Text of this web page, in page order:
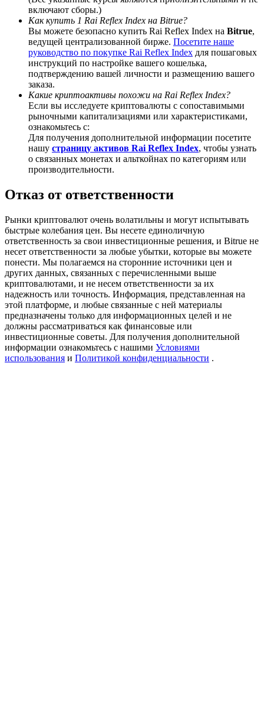
Deposit CASHCAT & Win
Share 500000 CASHCAT prize pool
Exclusive for BitMart Users
Register & Trade to Win 500,000 USDT
Precious Metals Trading Carnival
Trade Gold & Silver · 33,333 USDT Bonus
USDT New User Exclusive 10% APR
USDT Flexible Staking | Daily Rewards
New Listing Futures Fest
Trade New Futures, Win 200,000 USDT
включают сборы.)
Как купить 1 Rai Reflex Index на Bitrue?
Вы можете безопасно купить Rai Reflex Index на Bitrue,
ведущей централизованной бирже. Посетите наше
руководство по покупке Rai Reflex Index для пошаговых
инструкций по настройке вашего кошелька,
подтверждению вашей личности и размещению вашего
заказа.
Какие криптоактивы похожи на Rai Reflex Index?
Если вы исследуете криптовалюты с сопоставимыми
рыночными капитализациями или характеристиками,
ознакомьтесь с:
Для получения дополнительной информации посетите
нашу страницу активов Rai Reflex Index, чтобы узнать
о связанных монетах и альткойнах по категориям или
производительности.
Отказ от ответственности
Рынки криптовалют очень волатильны и могут испытывать
быстрые колебания цен. Вы несете единоличную
ответственность за свои инвестиционные решения, и Bitrue не
несет ответственности за любые убытки, которые вы можете
понести. Мы полагаемся на сторонние источники цен и
других данных, связанных с перечисленными выше
криптовалютами, и не несем ответственности за их
надежность или точность. Информация, представленная на
этой платформе, и любые связанные с ней материалы
предназначены только для информационных целей и не
должны рассматриваться как финансовые или
инвестиционные советы. Для получения дополнительной
информации ознакомьтесь с нашими Условиями
использования и Политикой конфиденциальности .